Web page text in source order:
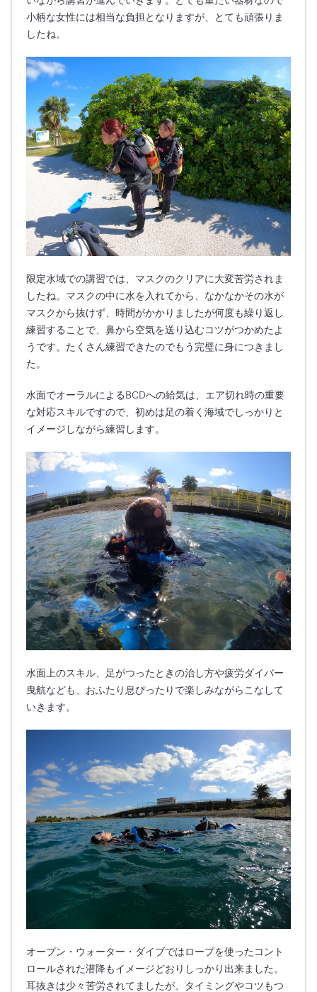
小柄な女性には相当な負担となりますが、とても頑張りま
したね。
限定水域での講習では、マスクのクリアに大変苦労されま
したね。マスクの中に水を入れてから、なかなかその水が
マスクから抜けず、時間がかかりましたが何度も繰り返し
練習することで、鼻から空気を送り込むコツがつかめたよ
うです。たくさん練習できたのでもう完璧に身につきまし
た。
水面でオーラルによるBCDへの給気は、エア切れ時の重要
な対応スキルですので、初めは足の着く海域でしっかりと
イメージしながら練習します。
水面上のスキル、足がつったときの治し方や疲労ダイバー
曳航なども、おふたり息ぴったりで楽しみながらこなして
いきます。
オープン・ウォーター・ダイブではロープを使ったコント
ロールされた潜降もイメージどおりしっかり出来ました。
耳抜きは少々苦労されてましたが、タイミングやコツもつ